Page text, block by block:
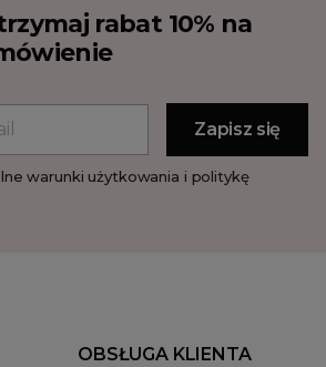
rabat 10% na
warunki użytkowania i politykę
OBSŁUGA KLIENTA